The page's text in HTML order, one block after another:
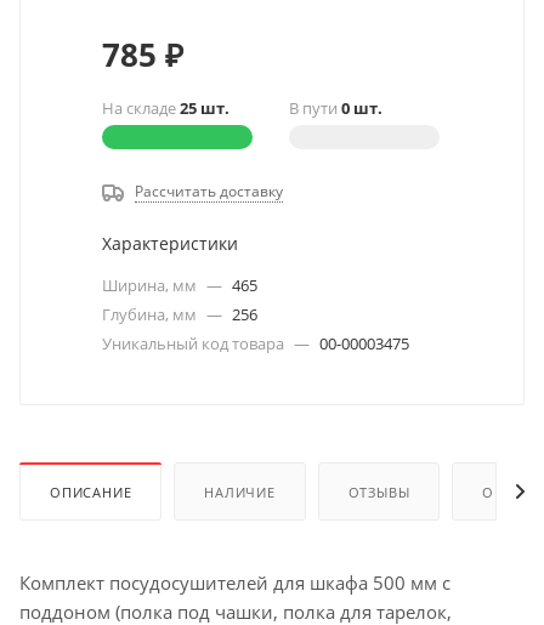
785 ₽
На складе25 шт. В пути 0 шт.
Рассчитать доставку
Характеристики
Ширина, мм — 465
Глубина, мм — 256
Уникальный код товара — 00-00003475
ОПИСАНИЕ НАЛИЧИЕ ОТЗЫВЫ ОПЛАТА
Комплект посудосушителей для шкафа 500 мм с
поддоном (полка под чашки, полка для тарелок,